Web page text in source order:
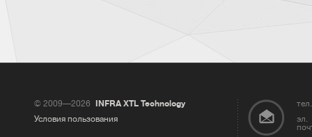
© 2009—2026
INFRA XTL Technology
Условия пользования
эл.